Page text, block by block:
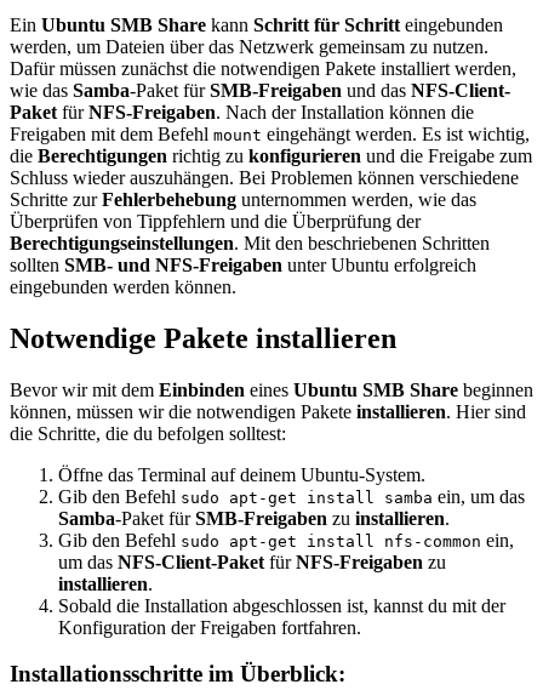
Ein Ubuntu SMB Share kann Schritt für Schritt eingebunden
werden, um Dateien über das Netzwerk gemeinsam zu nutzen.
Dafür müssen zunächst die notwendigen Pakete installiert werden,
wie das Samba-Paket fürSMB-Freigaben und das NFS-Client-
Paket fürNFS-Freigaben. Nach der Installation können die
Freigaben mit dem Befehl mount eingehängt werden. Es ist wichtig,
die Berechtigungen richtig zu konfigurieren und die Freigabe zum
Schluss wieder auszuhängen. Bei Problemen können verschiedene
Schritte zurFehlerbehebung unternommen werden, wie das
Überprüfen von Tippfehlern und die Überprüfung der
Berechtigungseinstellungen. Mit den beschriebenen Schritten
sollten SMB- und NFS-Freigaben unter Ubuntu erfolgreich
eingebunden werden können.
Notwendige Pakete installieren
Bevor wir mit dem Einbinden eines Ubuntu SMB Share beginnen
können, müssen wir die notwendigen Pakete installieren. Hier sind
die Schritte, die du befolgen solltest:
Öffne das Terminal auf deinem Ubuntu-System.
Gib den Befehl sudo apt-get install samba ein, um das
Samba-Paket fürSMB-Freigaben zu installieren.
Gib den Befehl sudo apt-get install nfs-common ein,
um das NFS-Client-Paket fürNFS-Freigaben zu
installieren.
Sobald die Installation abgeschlossen ist, kannst du mit der
Konfiguration der Freigaben fortfahren.
Installationsschritte im Überblick: